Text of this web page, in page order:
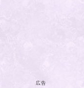
広告